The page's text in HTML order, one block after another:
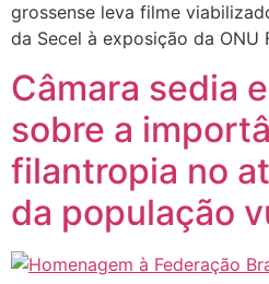
grossense leva filme
da Secel à exposição da ONU
Câmara sedia
sobre a
filantropia no
da população